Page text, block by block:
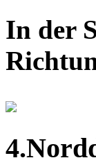
In der